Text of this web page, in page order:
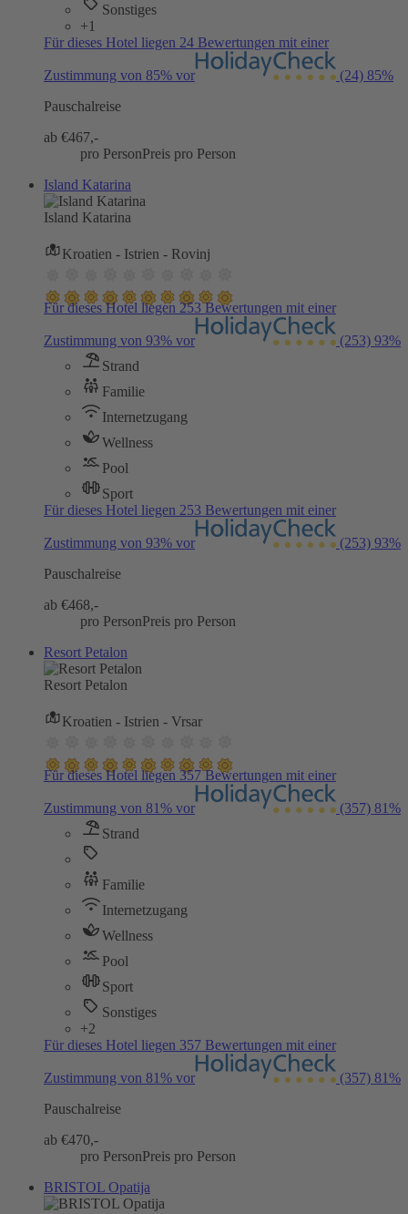
Sonstiges
+1
Für dieses Hotel liegen 24 Bewertungen mit einer
Zustimmung von 85% vor (24) 85%
Pauschalreise
ab €467,-
pro PersonPreis pro Person
Island Katarina
Island Katarina
Kroatien - Istrien - Rovinj
Für dieses Hotel liegen 253 Bewertungen mit einer
Zustimmung von 93% vor (253) 93%
Strand
Familie
Internetzugang
Wellness
Pool
Sport
Für dieses Hotel liegen 253 Bewertungen mit einer
Zustimmung von 93% vor (253) 93%
Pauschalreise
ab €468,-
pro PersonPreis pro Person
Resort Petalon
Resort Petalon
Kroatien - Istrien - Vrsar
Für dieses Hotel liegen 357 Bewertungen mit einer
Zustimmung von 81% vor (357) 81%
Strand
Familie
Internetzugang
Wellness
Pool
Sport
Sonstiges
+2
Für dieses Hotel liegen 357 Bewertungen mit einer
Zustimmung von 81% vor (357) 81%
Pauschalreise
ab €470,-
pro PersonPreis pro Person
BRISTOL Opatija